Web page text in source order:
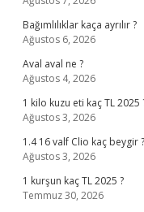
Bağımlılıklar kaça ayrılır ?
Ağustos 6, 2026
Aval aval ne ?
Ağustos 4, 2026
1 kilo kuzu eti kaç TL 2025
Ağustos 3, 2026
1.4 16 valf Clio kaç beygir ?
Ağustos 3, 2026
1 kurşun kaç TL 2025 ?
Temmuz 30, 2026